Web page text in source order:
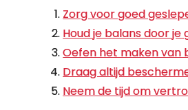
Zorg voor goed
Houd je balans door
Oefen het maken van
Draag altijd
Neem de tijd om